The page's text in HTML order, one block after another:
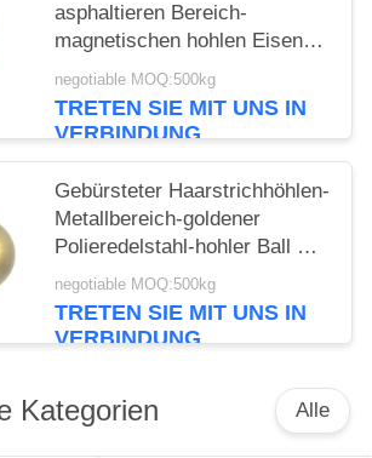
asphaltieren Bereich-
magnetischen hohlen Eisen-
Ball 60mm
negotiable MOQ:500kg
TRETEN SIE MIT UNS IN
VERBINDUNG
Gebürsteter Haarstrichhöhlen-
Metallbereich-goldener
Polieredelstahl-hohler Ball mit
Nuss
negotiable MOQ:500kg
TRETEN SIE MIT UNS IN
VERBINDUNG
Kategorien Alle